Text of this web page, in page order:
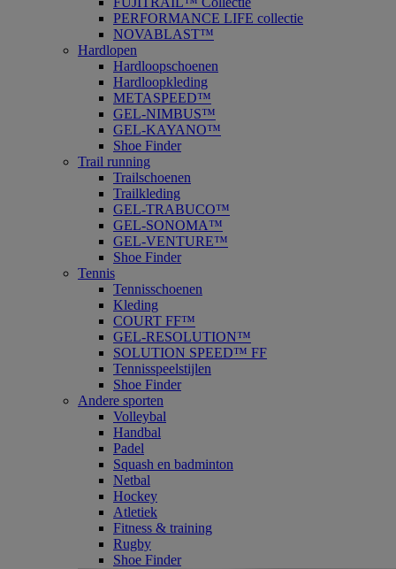
PERFORMANCE LIFE collectie
NOVABLAST™
Hardlopen
Hardloopschoenen
Hardloopkleding
METASPEED™
GEL-NIMBUS™
GEL-KAYANO™
Shoe Finder
Trail running
Trailschoenen
Trailkleding
GEL-TRABUCO™
GEL-SONOMA™
GEL-VENTURE™
Shoe Finder
Tennis
Tennisschoenen
Kleding
COURT FF™
GEL-RESOLUTION™
SOLUTION SPEED™ FF
Tennisspeelstijlen
Shoe Finder
Andere sporten
Volleybal
Handbal
Padel
Squash en badminton
Netbal
Hockey
Atletiek
Fitness & training
Rugby
Shoe Finder